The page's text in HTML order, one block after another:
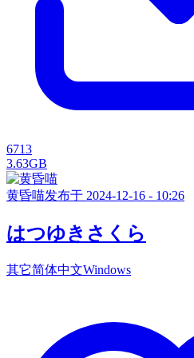
6713
3.63GB
黄昏喵发布于 2024-12-16 - 10:26
はつゆきさくら
其它简体中文Windows